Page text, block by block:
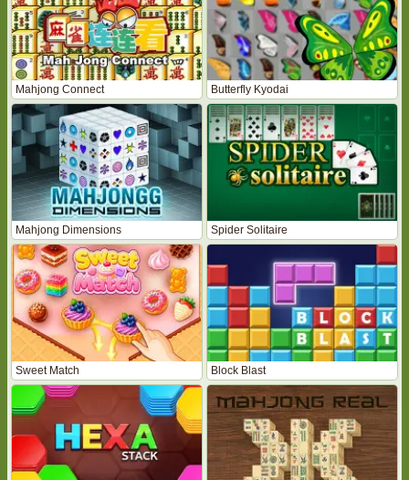
Mahjong Connect Butterfly Kyodai
Mahjong Dimensions Spider Solitaire
Sweet Match Block Blast